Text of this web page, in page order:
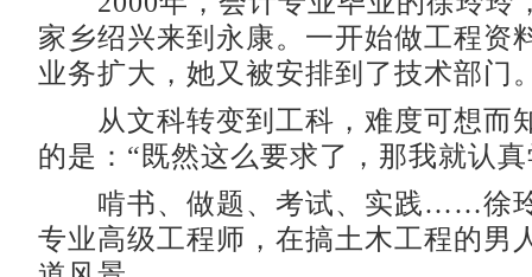
家乡绍兴来到永康。一开始做工程资
业务扩大，她又被安排到了技术部门
从文科转变到工科，难度可想而
的是：“既然这么要求了，那我就认
啃书、做题、考试、实践……徐玲
专业高级工程师，在搞土木工程的男